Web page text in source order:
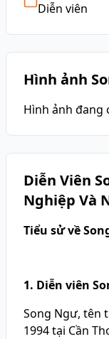
Diễn viên
Hình ảnh
Hình ảnh đang
Diễn Viên
Nghiệp Và
Tiểu sử về
1. Diễn viên
Song Ngư, tên
1994 tại Cần